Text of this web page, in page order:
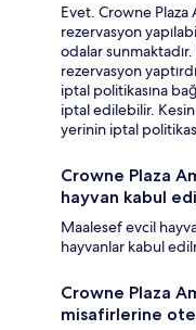
Evet. Crowne
rezervasyon
odalar
rezervasyon
iptal politikasına
iptal edilebilir.
yerinin iptal
Crowne Plaza
hayvan kabul
Maalesef evcil
hayvanlar kabul
Crowne Plaza
misafirlerine